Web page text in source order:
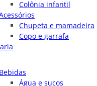
Colônia infantil
Chupeta e mamadeira
Copo e garrafa
Bebidas
Água e sucos